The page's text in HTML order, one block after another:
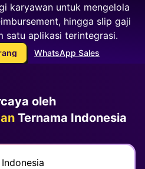
karyawan untuk mengelola
hingga slip gaji
satu aplikasi terintegrasi.
WhatsApp Sales
oleh
Ternama Indonesia